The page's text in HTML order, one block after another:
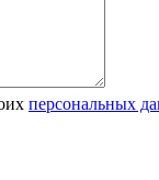
персональных